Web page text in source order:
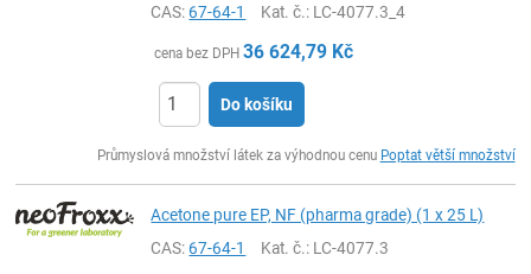
CAS:67-64-1 Kat. č.: LC-4077.3_4
cena bez DPH 36 624,79 Kč
Do košíku
Průmyslová množství látek za výhodnou cenu Poptat větší množství
Acetone pure EP, NF (pharma grade) (1 x 25 L)
CAS:67-64-1 Kat. č.: LC-4077.3